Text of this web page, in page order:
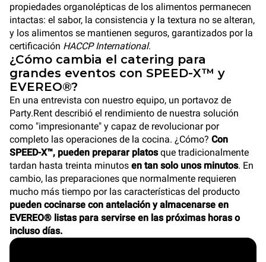
propiedades organolépticas de los alimentos permanecen
intactas: el sabor, la consistencia y la textura no se alteran,
y los alimentos se mantienen seguros, garantizados por la
certificación HACCP International.
¿Cómo cambia el catering para
grandes eventos con SPEED-X™ y
EVEREO®?
En una entrevista con nuestro equipo, un portavoz de
Party.Rent describió el rendimiento de nuestra solución
como "impresionante" y capaz de revolucionar por
completo las operaciones de la cocina. ¿Cómo? Con
SPEED-X™, pueden preparar platosque tradicionalmente
tardan hasta treinta minutos en tan solo unos minutos. En
cambio, las preparaciones que normalmente requieren
mucho más tiempo por las características del producto
pueden cocinarse con antelación y almacenarse en
EVEREO® listas para servirse en las próximas horas o
incluso días.